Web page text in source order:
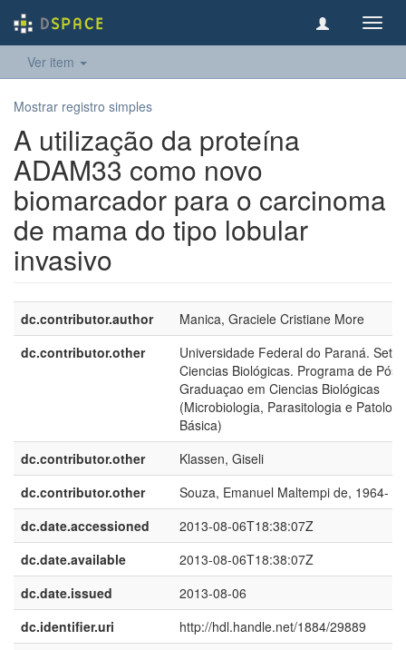
Ver item
Mostrar registro simples
A utilização da proteína
ADAM33 como novo
biomarcador para o carcinoma
de mama do tipo lobular
invasivo
dc.contributor.author
Manica, Graciele Cristiane More
dc.contributor.other
Universidade Federal do Paraná.
Ciencias Biológicas. Programa de Pós-
Graduaçao em Ciencias Biológicas
(Microbiologia, Parasitologia e
Básica)
dc.contributor.other
Klassen, Giseli
dc.contributor.other
Souza, Emanuel Maltempi de, 1964-
dc.date.accessioned
2013-08-06T18:38:07Z
dc.date.available
2013-08-06T18:38:07Z
dc.date.issued
2013-08-06
dc.identifier.uri
http://hdl.handle.net/1884/29889